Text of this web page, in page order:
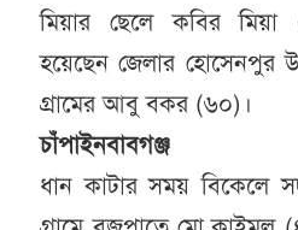
মিয়ার ছেলে কবির
হয়েছেন জেলার হোসেনপুর
গ্রামের আবু বকর (৬০)।
চাঁপাইনবাবগঞ্জ
ধান কাটার সময় বিকেলে